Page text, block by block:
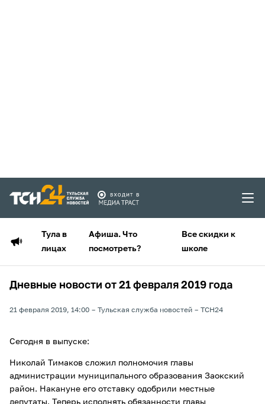
Тула в
лицах
Афиша. Что
посмотреть?
Все скидки к
школе
Дневные новости от 21 февраля 2019 года
21 февраля 2019, 14:00 Тульская служба новостей ТСН24
Сегодня в выпуске:
Николай Тимаков сложил полномочия главы
администрации муниципального образования Заокский
район. Накануне его отставку одобрили местные
депутаты. Теперь исполнять обязанности главы